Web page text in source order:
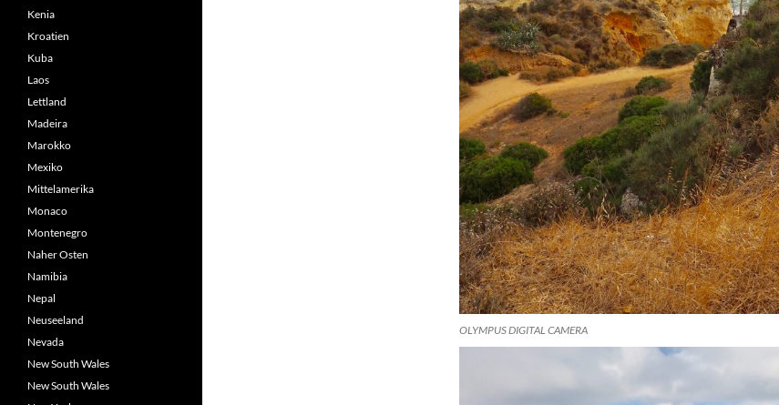
OLYMPUS DIGITAL CAMERA
Kenia
Kroatien
Kuba
Laos
Lettland
Madeira
Marokko
Mexiko
Mittelamerika
Monaco
Montenegro
Naher Osten
Namibia
Nepal
Neuseeland
Nevada
New South Wales
New South Wales